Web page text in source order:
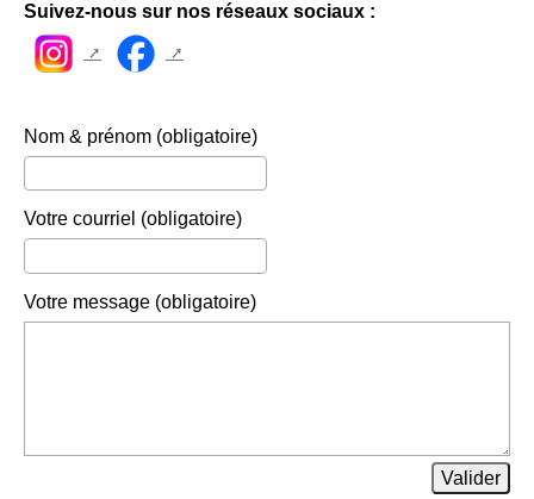
Suivez-nous sur nos réseaux sociaux :
Nom & prénom (obligatoire)
Votre courriel (obligatoire)
Votre message (obligatoire)
Valider